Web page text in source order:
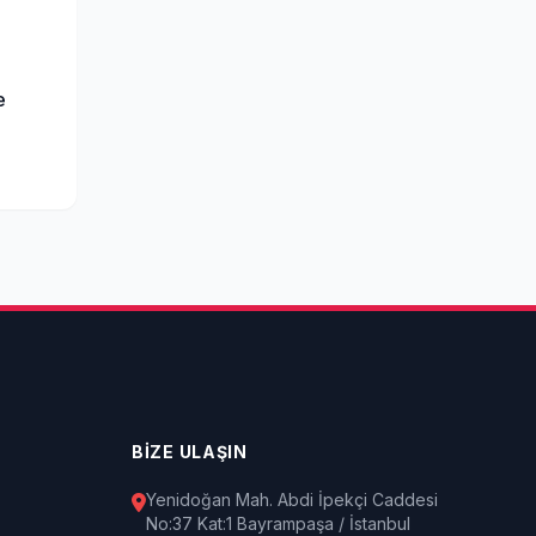
BİZE ULAŞIN
Yenidoğan Mah. Abdi İpekçi Caddesi
No:37 Kat:1 Bayrampaşa / İstanbul